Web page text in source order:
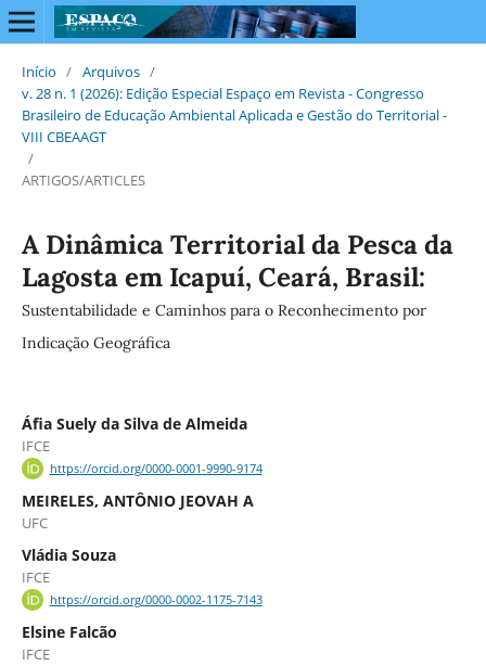
Início / Arquivos /
v. 28 n. 1 (2026): Edição Especial Espaço em Revista - Congresso
Brasileiro de Educação Ambiental Aplicada e Gestão do Territorial -
VIII CBEAAGT
/
ARTIGOS/ARTICLES
A Dinâmica Territorial da Pesca da
Lagosta em Icapuí, Ceará, Brasil:
Sustentabilidade e Caminhos para o Reconhecimento por
Indicação Geográfica
Áfia Suely da Silva de Almeida
IFCE
https://orcid.org/0000-0001-9990-9174
MEIRELES, ANTÔNIO JEOVAH A
UFC
Vládia Souza
IFCE
https://orcid.org/0000-0002-1175-7143
Elsine Falcão
IFCE